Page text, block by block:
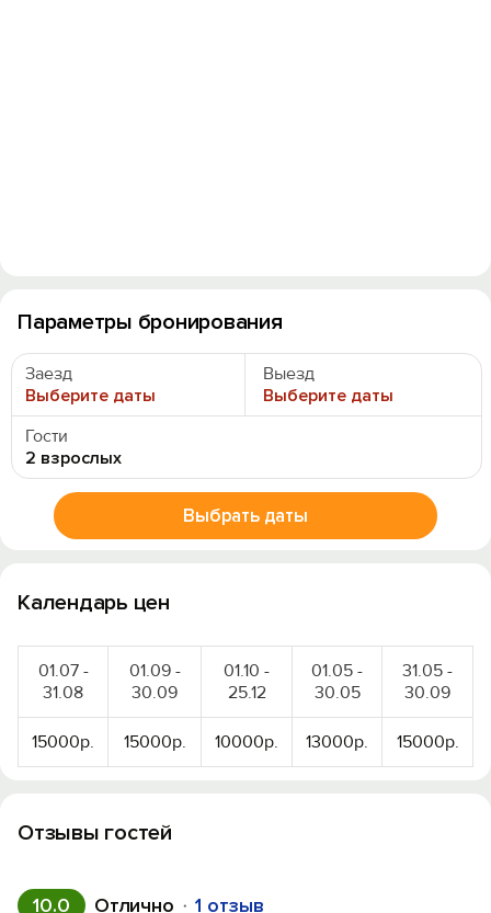
Параметры бронирования
Заезд
Выберите даты
Выезд
Выберите даты
Гости
2 взрослых
Выбрать даты
Календарь цен
01.07 -
31.08
01.09 -
30.09
01.10 -
25.12
01.05 -
30.05
31.05 -
30.09
15000р. 15000р. 10000р. 13000р. 15000р.
Отзывы гостей
10.0 Отлично 1 отзыв